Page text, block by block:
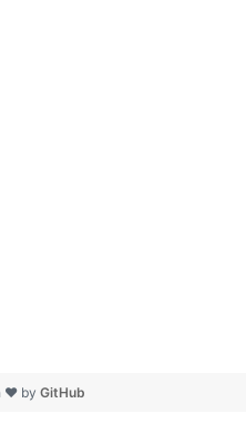
❤ by GitHub